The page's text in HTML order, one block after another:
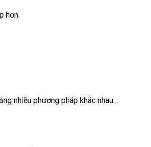
hơn.
nhiều phương pháp khác nhau…